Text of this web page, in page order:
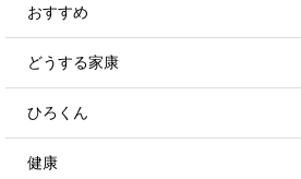
おすすめ
どうする家康
ひろくん
健康